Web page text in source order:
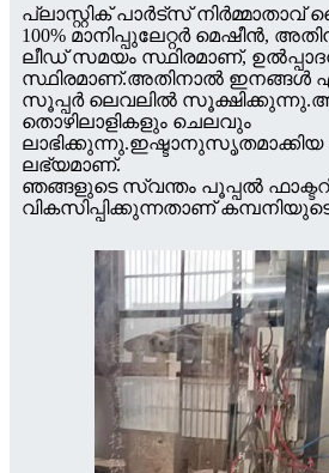
പ്ലാസ്റ്റിക് പാർട്സ് നിർമ്മാതാവ്
100% മാനിപ്പുലേറ്റർ മെഷീൻ,
ലീഡ് സമയം സ്ഥിരമാണ്,
സ്ഥിരമാണ്.അതിനാൽ ഇനങ്ങൾ
സൂപ്പർ ലെവലിൽ
തൊഴിലാളികളും ചെലവും
ലഭ്യമാണ്.
ഞങ്ങളുടെ സ്വന്തം പൂപ്പൽ
വികസിപ്പിക്കുന്നതാണ്